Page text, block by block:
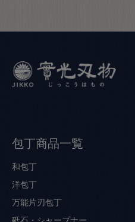
包丁商品一覧
和包丁
洋包丁
万能片刃包丁
砥石・シャープナー